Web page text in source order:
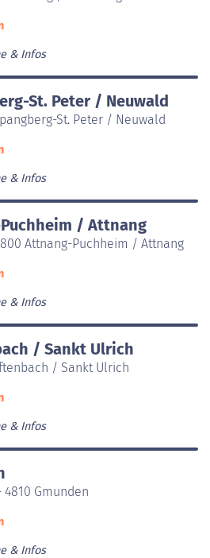
& Infos
St. Peter / Neuwald
St. Peter / Neuwald
& Infos
/ Attnang
Attnang-Puchheim / Attnang
& Infos
/ Sankt Ulrich
/ Sankt Ulrich
& Infos
Gmunden
& Infos